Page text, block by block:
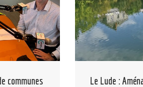
communes
Le Lude :